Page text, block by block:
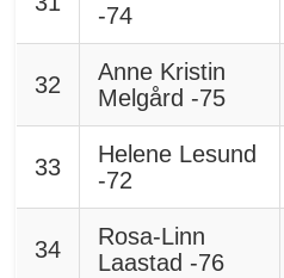
-74
32
Anne Kristin
Melgård -75
33
Helene Lesund
-72
34
Rosa-Linn
Laastad -76